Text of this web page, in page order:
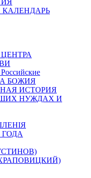
БОЖИЯ
ИСТОРИЯ
НУЖДАХ И